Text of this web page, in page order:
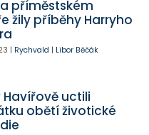
příměstském
žily příběhy Harryho
| Rychvald | Libor Běčák
Havířově uctili
obětí životické